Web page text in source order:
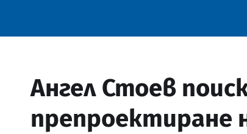
Ангел Стоев
препроектиране